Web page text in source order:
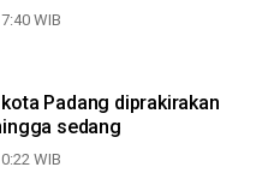
WIB
Padang diprakirakan
sedang
WIB